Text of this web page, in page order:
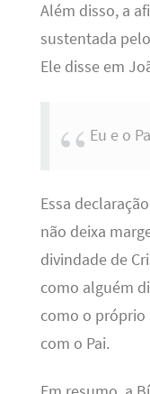
Além disso, a
sustentada
Ele disse em
Eu e o
Essa
não deixa
divindade de
como alguém
como o próprio
com o Pai.